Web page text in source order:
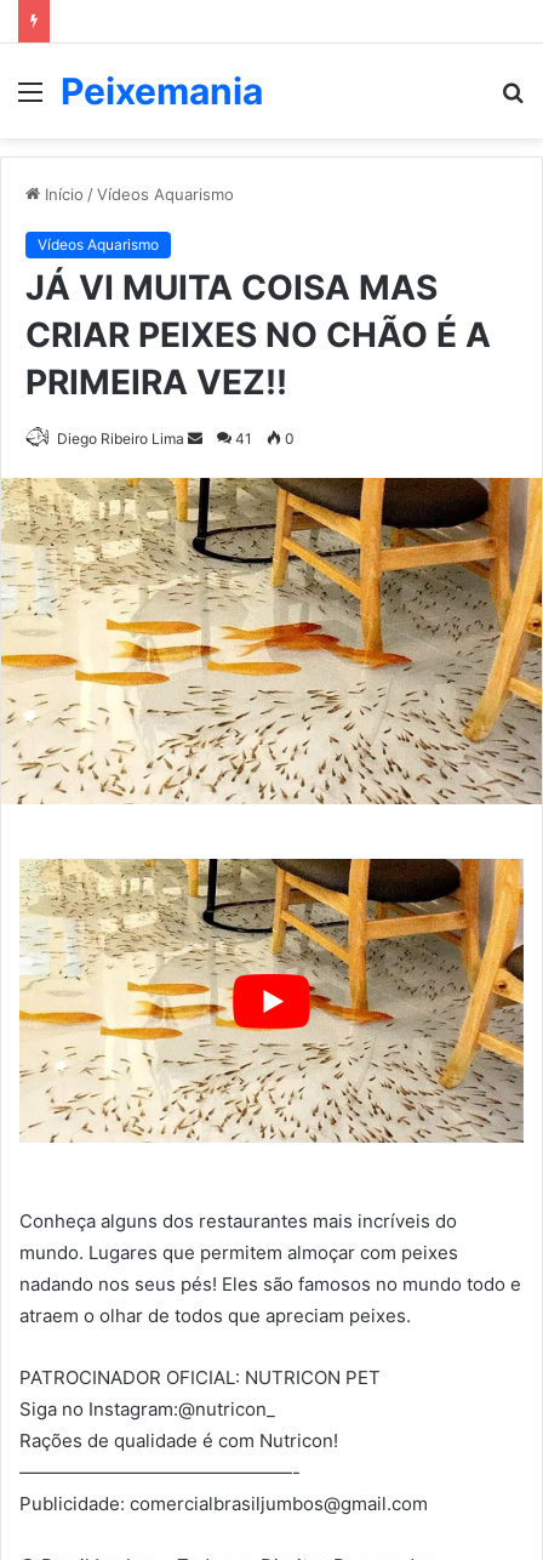
Menu
Peixemania
Início /Vídeos Aquarismo
Vídeos Aquarismo
JÁ VI MUITA COISA MAS
CRIAR PEIXES NO CHÃO É A
PRIMEIRA VEZ!!
Diego Ribeiro Lima
Mande
e-
mail
41 0
Conheça alguns dos restaurantes mais incríveis do
mundo. Lugares que permitem almoçar com peixes
nadando nos seus pés! Eles são famosos no mundo todo e
atraem o olhar de todos que apreciam peixes.
PATROCINADOR OFICIAL: NUTRICON PET
Siga no Instagram:@nutricon_
Rações de qualidade é com Nutricon!
———————————————-
Publicidade: comercialbrasiljumbos@gmail.com